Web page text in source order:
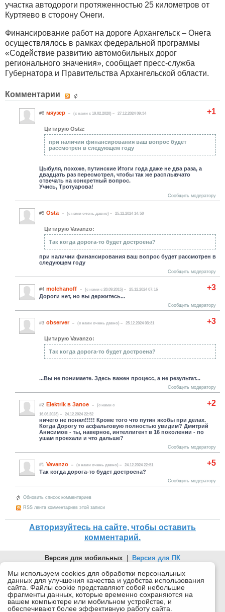
участка автодороги протяженностью 25 километров от
Куртяево в сторону Онеги.
Финансирование работ на дороге Архангельск – Онега
осуществлялось в рамках федеральной программы
«Содействие развитию автомобильных дорог
регионального значения», сообщает пресс-служба
Губернатора и Правительства Архангельской области.
Комментарии
+1
#6 мяузер (c нами с 19.02.2020) 27.12.2024 09:34
Цитирую Osta:
при наличии финансирования ваш вопрос будет
рассмотрен в следующем году
Цыбуля, похоже, путинские Итоги года даже не два раза, а
двадцать раз пересмотрел, чтобы так же расплывчато
отвечать на конкретный вопрос.
Учись, Тротуарова!
Сообщить модератору
#5 Osta (c нами очень давно) 25.12.2024 14:58
Цитирую Vavanzo:
Так когда дорога-то будет достроена?
при наличии финансирования ваш вопрос будет рассмотрен в
следующем году
Сообщить модератору
+3
#4 molchanoff (c нами с 28.09.2015) 25.12.2024 07:16
Дороги нет, но вы держитесь...
Сообщить модератору
+3
#3 observer (c нами очень давно) 25.12.2024 03:31
Цитирую Vavanzo:
Так когда дорога-то будет достроена?
...Вы не понимаете. Здесь важен процесс, а не результат...
Сообщить модератору
+2
#2 Elektrik в Запое
(c нами с
16.06.2023)
24.12.2024 22:52
ничего не понял!!!!! Кроме того что путин якобы при делах.
Когда Дорогу то асфальтовую полностью увидим? Дмитрий
Анисимов - ты, наверное, интеллигент в 16 поколении - по
ушам проехали и что дальше?
Сообщить модератору
+5
#1 Vavanzo (c нами очень давно) 24.12.2024 22:51
Так когда дорога-то будет достроена?
Сообщить модератору
Обновить список комментариев
RSS лента комментариев этой записи
Авторизуйтесь на сайте, чтобы оставить
комментарий.
Версия для мобильных
Версия для ПК
© 2026 Беломорканал Северодвинск tv29.ru
Joomla!is Free Software released under the GNU General Public
License.
Mobile version byMobile Joomla!
Мы используем cookies для обработки персональных
данных для улучшения качества и удобства использования
сайта. Файлы cookie представляют собой небольшие
фрагменты данных, которые временно сохраняются на
вашем компьютере или мобильном устройстве, и
обеспечивают более эффективную работу сайта.